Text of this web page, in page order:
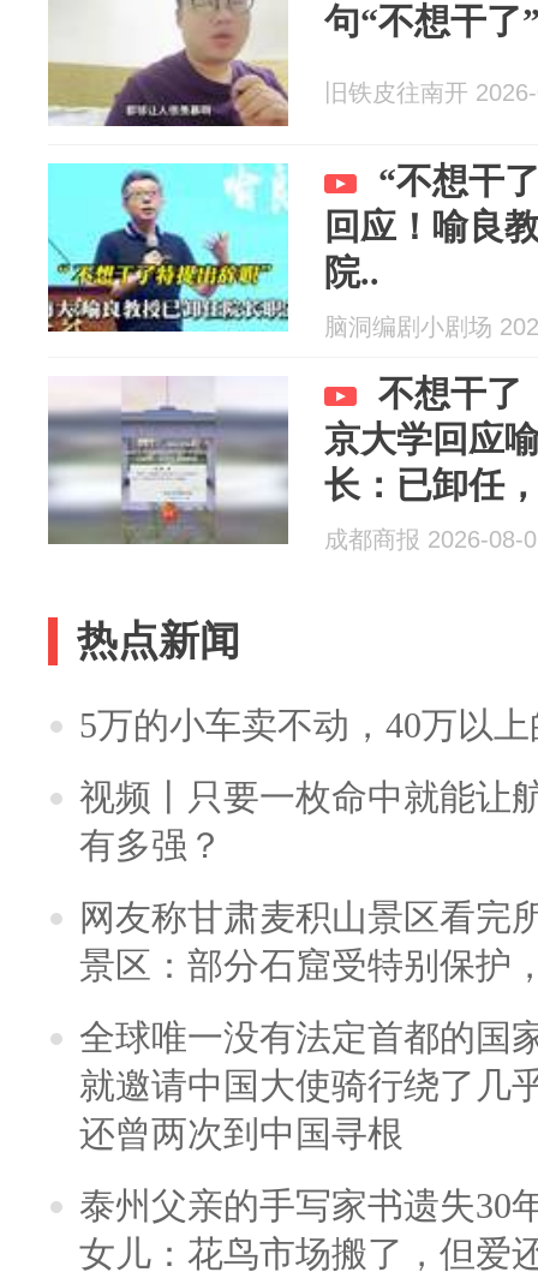
句“不想干了
旧铁皮往南开
“不想干
回应！喻良
院..
脑洞编剧小剧场
不想干了
京大学回应
长：已卸任
成都商报 2026-08-
热点新闻
5万的小车卖不动，40万以
视频丨只要一枚命中就能让
有多强？
网友称甘肃麦积山景区看完
景区：部分石窟受特别保护
全球唯一没有法定首都的国
就邀请中国大使骑行绕了几
还曾两次到中国寻根
泰州父亲的手写家书遗失30
女儿：花鸟市场搬了，但爱